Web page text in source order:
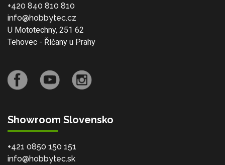
+420 840 810 810
info@hobbytec.cz
U Mototechny, 251 62
Tehovec - Říčany u Prahy
Showroom Slovensko
+421 0850 150 151
info@hobbytec.sk